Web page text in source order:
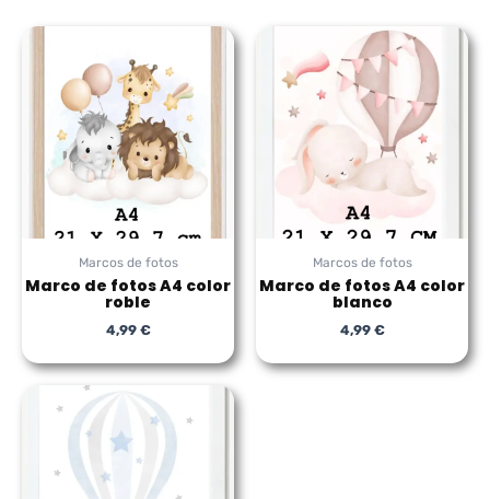
Marcos de fotos
Marco de fotos A4 color
roble
4,99 €
Marcos de fotos
Marco de fotos A4 color
blanco
4,99 €